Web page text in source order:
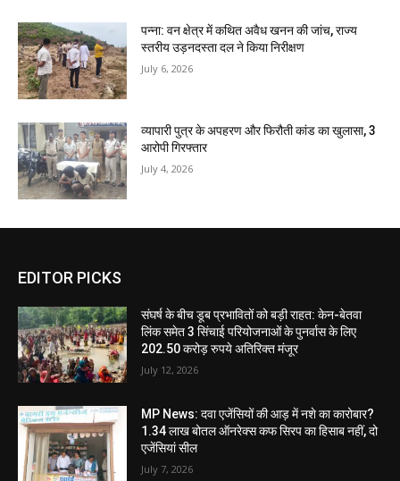
पन्ना: वन क्षेत्र में कथित अवैध खनन की जांच, राज्य
स्तरीय उड़नदस्ता दल ने किया निरीक्षण
July 6, 2026
व्यापारी पुत्र के अपहरण और फिरौती कांड का खुलासा, 3
आरोपी गिरफ्तार
July 4, 2026
EDITOR PICKS
संघर्ष के बीच डूब प्रभावितों को बड़ी राहत: केन-बेतवा
लिंक समेत 3 सिंचाई परियोजनाओं के पुनर्वास के लिए
202.50 करोड़ रुपये अतिरिक्त मंजूर
July 12, 2026
MP News: दवा एजेंसियों की आड़ में नशे का कारोबार?
1.34 लाख बोतल ऑनरेक्स कफ सिरप का हिसाब नहीं, दो
एजेंसियां सील
July 7, 2026